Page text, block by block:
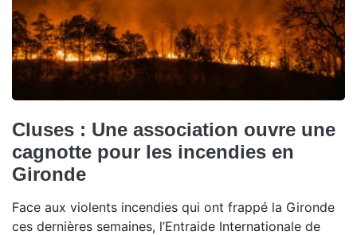
Cluses : Une association ouvre une
cagnotte pour les incendies en
Gironde
Face aux violents incendies qui ont frappé la Gironde
ces dernières semaines, l’Entraide Internationale de